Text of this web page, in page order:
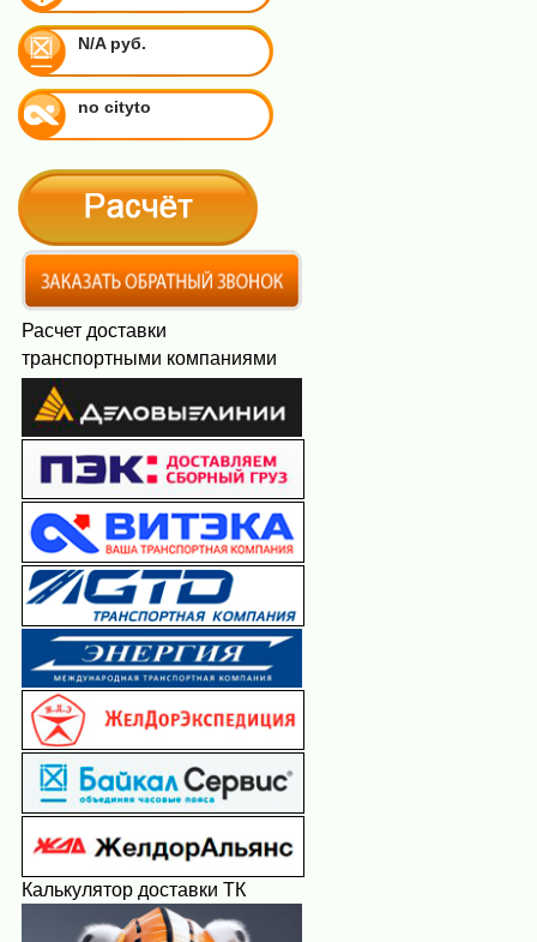
N/A руб.
no cityto
Расчет доставки
транспортными компаниями
Калькулятор доставки ТК